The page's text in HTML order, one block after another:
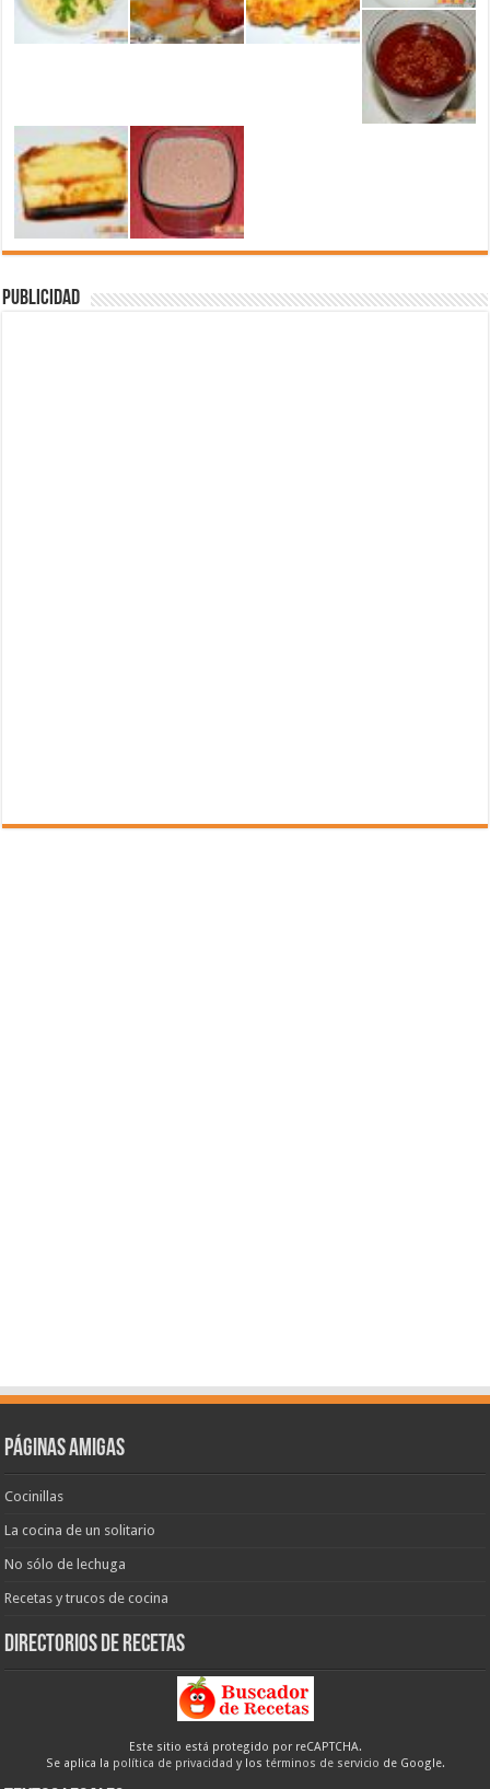
Publicidad
Páginas amigas
Cocinillas
La cocina de un solitario
No sólo de lechuga
Recetas y trucos de cocina
Directorios de recetas
Este sitio está protegido por reCAPTCHA.
Se aplica la política de privacidad y los términos de servicio de Google.